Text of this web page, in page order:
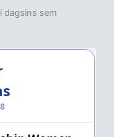
dagsins sem